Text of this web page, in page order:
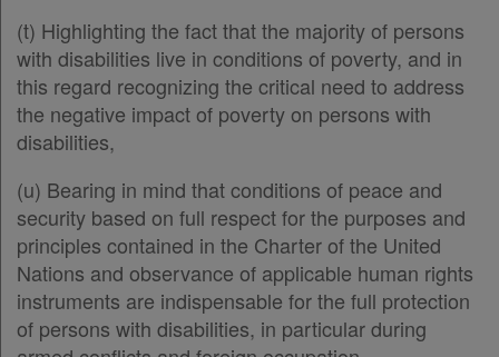
Διακρατικές
Συμφωνίες
Ελλάδας
Πληροφορίες
Εταιρεία
Επικοινωνία
Παρ.3
Άρθρο 48
Άρθρο 49
Άρθρο 50 [-]
Παράρτημα
Άρθρο 1
Άρθρο 2
Άρθρο 3
Άρθρο 4
Άρθρο 5
Άρθρο 6
Άρθρο 7
(t) Highlighting the fact that the majority of persons
with disabilities live in conditions of poverty, and in
this regard recognizing the critical need to address
the negative impact of poverty on persons with
disabilities,
(u) Bearing in mind that conditions of peace and
security based on full respect for the purposes and
principles contained in the Charter of the United
Nations and observance of applicable human rights
instruments are indispensable for the full protection
of persons with disabilities, in particular during